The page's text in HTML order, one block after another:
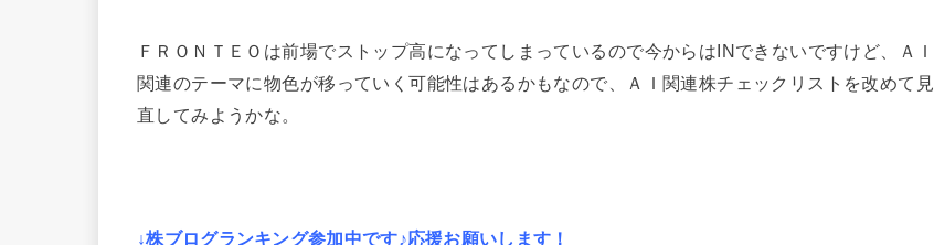
ＦＲＯＮＴＥＯは前場でストップ高になってしまっているので今からはINできないですけど、ＡＩ
関連のテーマに物色が移っていく可能性はあるかもなので、ＡＩ関連株チェックリストを改めて見
直してみようかな。
↓株ブログランキング参加中です♪応援お願いします！